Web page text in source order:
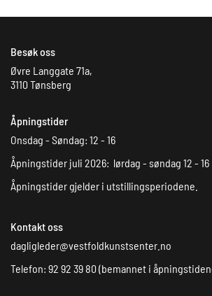
Besøk oss
Øvre Langgate 71a,
3110 Tønsberg
Åpningstider
Onsdag - Søndag: 12 - 16
Åpningstider juli 2026: lørdag - søndag 12 - 16
Åpningstider gjelder i utstillingsperiodene.
Kontakt oss
dagligleder@vestfoldkunstsenter.no
Telefon: 92 92 39 80 (bemannet i